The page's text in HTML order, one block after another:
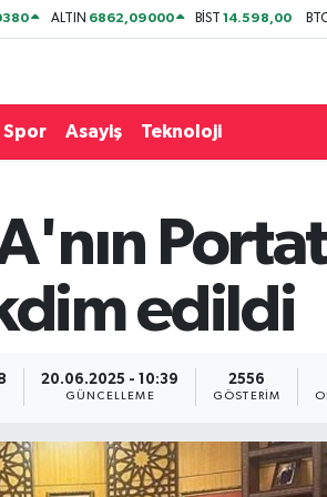
ALTIN 6862,09000 BİST14.598,00
Spor Asayiş Teknoloji
edildi
20.06.2025 - 10:39
GÜNCELLEME
2556
GÖSTERIM